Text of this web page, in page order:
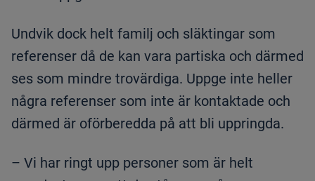
Undvik dock helt familj och släktingar som
referenser då de kan vara partiska och därmed
ses som mindre trovärdiga. Uppge inte heller
några referenser som inte är kontaktade och
därmed är oförberedda på att bli uppringda.
– Vi har ringt upp personer som är helt